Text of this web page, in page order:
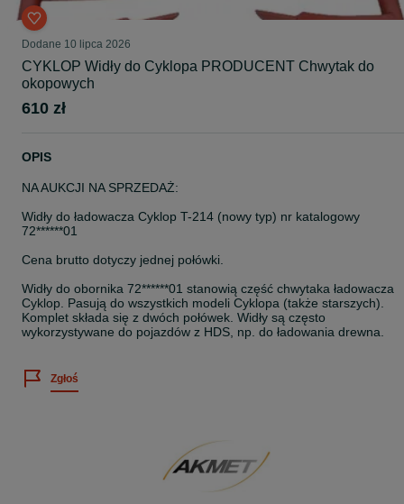
Dodane 10 lipca 2026
CYKLOP Widły do Cyklopa PRODUCENT Chwytak do
okopowych
610 zł
OPIS
NA AUKCJI NA SPRZEDAŻ:
Widły do ładowacza Cyklop T-214 (nowy typ) nr katalogowy
72******01
Cena brutto dotyczy jednej połówki.
Widły do obornika 72******01 stanowią część chwytaka ładowacza
Cyklop. Pasują do wszystkich modeli Cyklopa (także starszych).
Komplet składa się z dwóch połówek. Widły są często
wykorzystywane do pojazdów z HDS, np. do ładowania drewna.
Zgłoś